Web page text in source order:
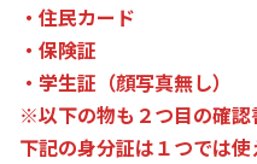
・住民カード
・保険証
・学生証（顔写真無し）
※以下の物も２つ目の確認
下記の身分証は１つでは